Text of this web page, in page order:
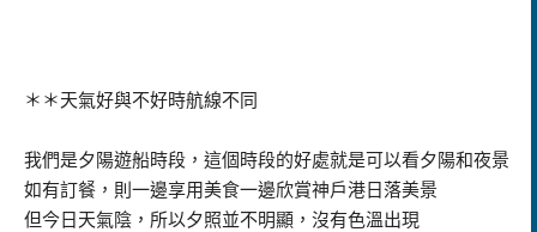
＊＊天氣好與不好時航線不同
我們是夕陽遊船時段，這個時段的好處就是可以看夕陽和夜景
如有訂餐，則一邊享用美食一邊欣賞神戶港日落美景
但今日天氣陰，所以夕照並不明顯，沒有色溫出現